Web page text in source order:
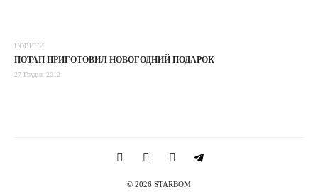
НОВИНИ
ПОТАП ПРИГОТОВИЛ НОВОГОДНИЙ ПОДАРОК
27 Грудня 2012
© 2026 STARBOM